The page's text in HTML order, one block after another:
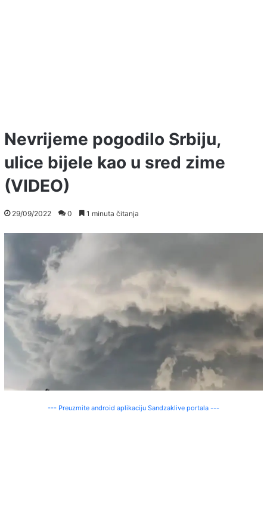
Nevrijeme pogodilo Srbiju,
ulice bijele kao u sred zime
(VIDEO)
29/09/2022 0 1 minuta čitanja
--- Preuzmite android aplikaciju Sandzaklive portala ---